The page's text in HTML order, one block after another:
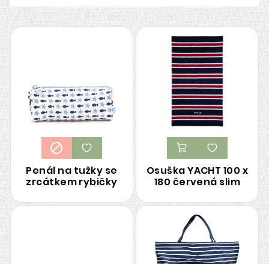
Penál na tužky se
zrcátkem rybičky
Osuška YACHT 100 x
180 červená slim